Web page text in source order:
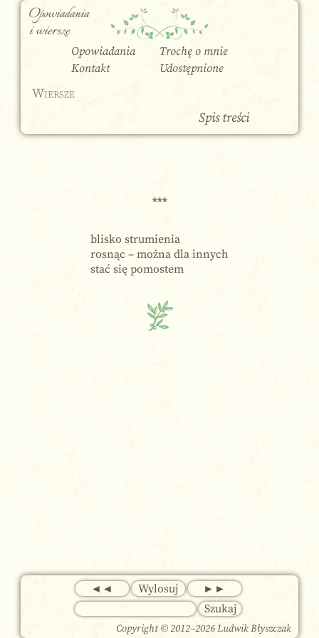
Opowiadania
i wiersze
Opowiadania
Trochę o mnie
Kontakt
Udostępnione
Wiersze
Spis treści
***
blisko strumienia
rosnąc – można dla innych
stać się pomostem
◄◄ Wylosuj ►►
Copyright © 2012–2026 Ludwik Błyszczak